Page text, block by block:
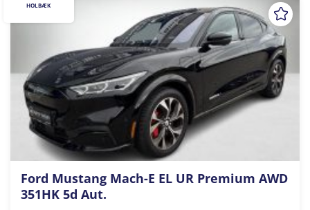
Ford Mustang Mach-E EL UR Premium AWD
351HK 5d Aut.
HOLBÆK